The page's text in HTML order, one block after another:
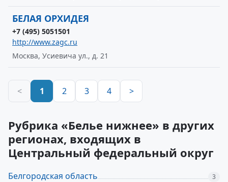
БЕЛАЯ ОРХИДЕЯ
+7 (495) 5051501
http://www.zagc.ru
Москва, Усиевича ул., д. 21
< 1 2 3 4 >
Рубрика «Белье нижнее» в других
регионах, входящих в
Центральный федеральный округ
Белгородская область 3